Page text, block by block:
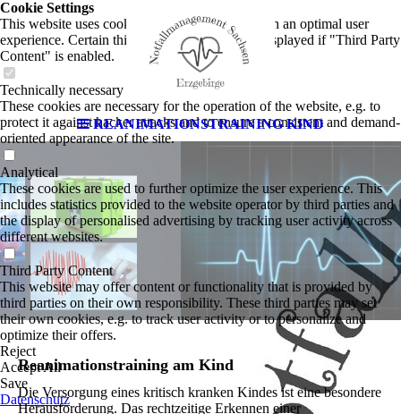
REANIMATIONSTRAINING KIND
Reanimationstraining am Kind
Die Versorgung eines kritisch kranken Kindes ist eine besondere
Herausforderung. Das rechtzeitige Erkennen einer
Cookie Settings
This website uses cookies to provide visitors with an optimal user
experience. Certain third party content is only displayed if "Third Party
Content" is enabled.
Technically necessary
These cookies are necessary for the operation of the website, e.g. to
protect it against hacker attacks and to ensure a consistent and demand-
oriented appearance of the site.
Analytical
These cookies are used to further optimize the user experience. This
includes statistics provided to the website operator by third parties and
the display of personalised advertising by tracking user activity across
different websites.
Third Party Content
This website may offer content or functionality that is provided by
third parties on their own responsibility. These third parties may set
their own cookies, e.g. to track user activity or to personalize and
optimize their offers.
Reject
Accept All
Save
Datenschutz